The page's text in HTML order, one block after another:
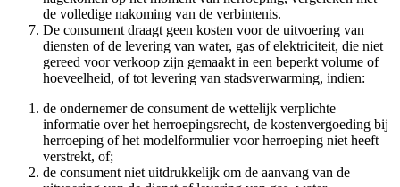
de volledige nakoming van de verbintenis.
De consument draagt geen kosten voor de uitvoering van
diensten of de levering van water, gas of elektriciteit, die niet
gereed voor verkoop zijn gemaakt in een beperkt volume of
hoeveelheid, of tot levering van stadsverwarming, indien:
de ondernemer de consument de wettelijk verplichte
informatie over het herroepingsrecht, de kostenvergoeding bij
herroeping of het modelformulier voor herroeping niet heeft
verstrekt, of;
de consument niet uitdrukkelijk om de aanvang van de